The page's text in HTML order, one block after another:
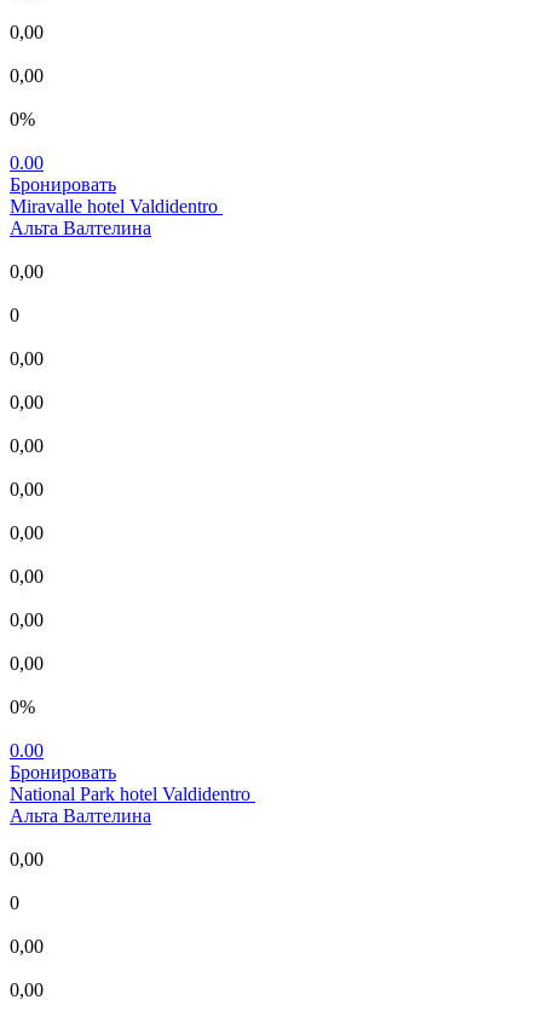
0,00
0,00
0%
0.00
Бронировать
Miravalle hotel Valdidentro
Альта Валтелина
0,00
0
0,00
0,00
0,00
0,00
0,00
0,00
0,00
0,00
0%
0.00
Бронировать
National Park hotel Valdidentro
Альта Валтелина
0,00
0
0,00
0,00